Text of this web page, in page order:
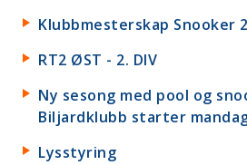
Klubbmesterskap Snooker
RT2 ØST - 2. DIV
Ny sesong med pool og
Biljardklubb starter
Lysstyring